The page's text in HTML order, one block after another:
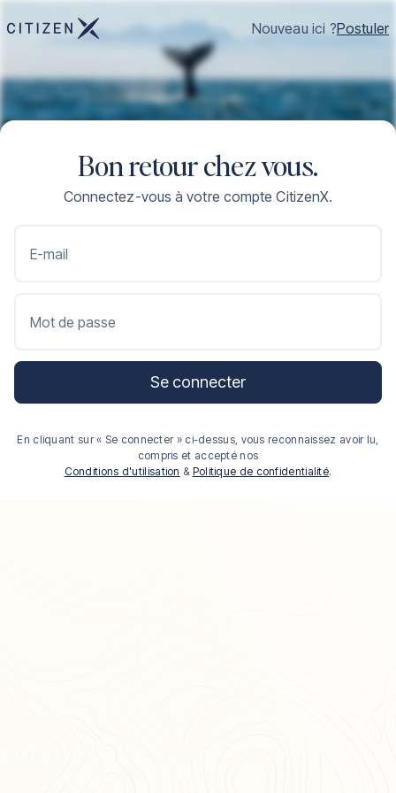
Nouveau ici ?Postuler
Bon retour chez vous.
Connectez-vous à votre compte CitizenX.
E-mail
Mot de passe
Se connecter
En cliquant sur « Se connecter » ci-dessus, vous reconnaissez avoir lu,
compris et accepté nos
Conditions d'utilisation & Politique de confidentialité.